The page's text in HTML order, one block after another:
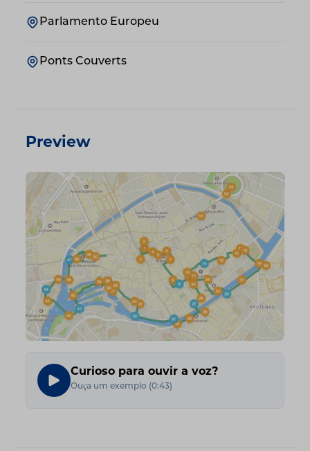
Parlamento Europeu
Ponts Couverts
Preview
Curioso para ouvir a voz?
Ouça um exemplo (0:43)